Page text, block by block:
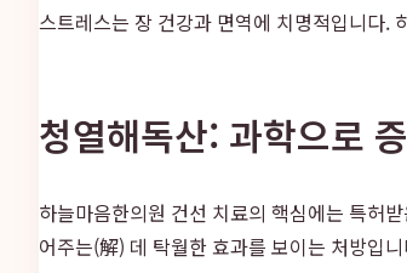
스트레스는 장 건강과 면역에 치명적입니다.
청열해독산: 과학으로
하늘마음한의원 건선 치료의 핵심에는 특허
어주는(解) 데 탁월한 효과를 보이는 처방입